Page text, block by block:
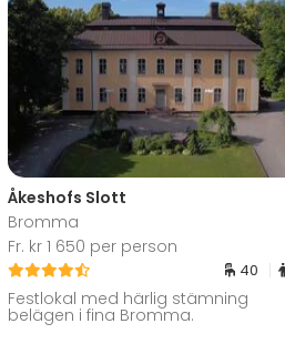
Åkeshofs Slott
Bromma
Fr. kr 1 650 per person
40
Festlokal med härlig stämning
belägen i fina Bromma.